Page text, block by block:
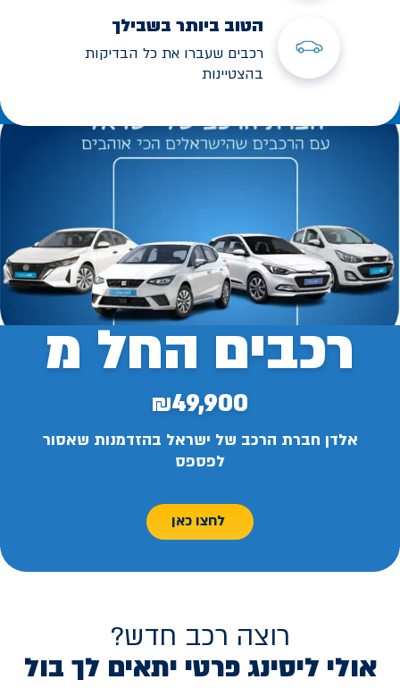
הטוב ביותר בשבילך
רכבים שעברו את כל הבדיקות
בהצטיינות
רכבים החל מ
₪49,900
אלדן חברת הרכב של ישראל בהזדמנות שאסור
לפספס
לחצו כאן
רוצה רכב חדש?
אולי ליסינג פרטי יתאים לך בול